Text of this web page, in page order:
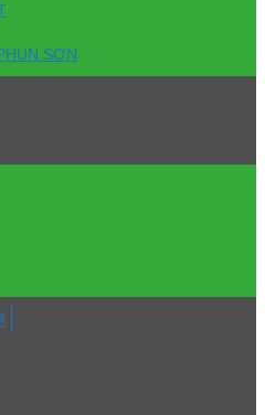
SƠN